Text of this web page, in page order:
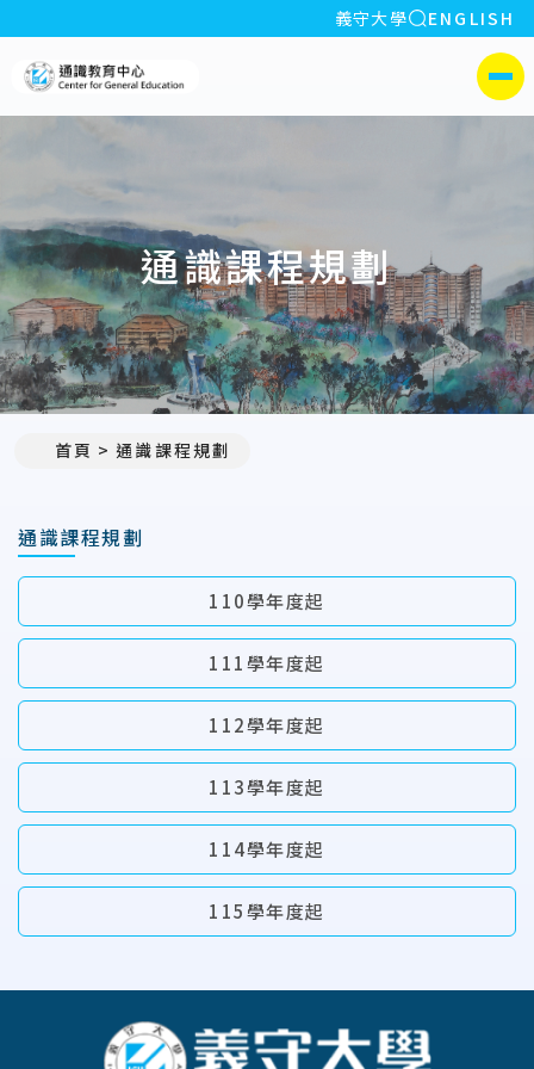
:::
義守大學 全站搜索
ENGLISH
側選單
通識課程規劃
首頁 通識課程規劃
通識課程規劃
110學年度起
111學年度起
112學年度起
113學年度起
114學年度起
115學年度起